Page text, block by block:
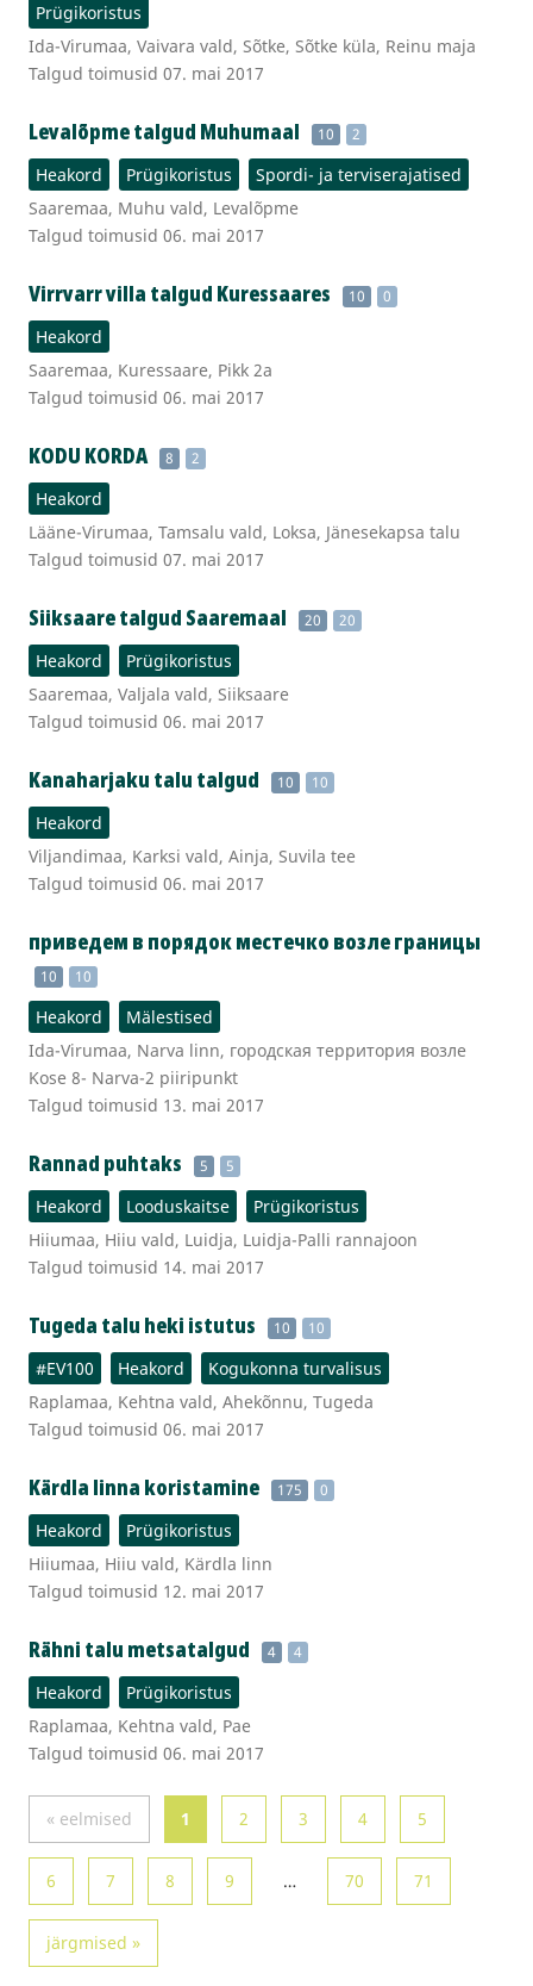
Prügikoristus
Ida-Virumaa, Vaivara vald, Sõtke, Sõtke küla, Reinu maja
Talgud toimusid 07. mai 2017
Levalõpme talgud Muhumaal 10 2
Heakord Prügikoristus
Spordi- ja terviserajatised
Saaremaa, Muhu vald, Levalõpme
Talgud toimusid 06. mai 2017
Virrvarr villa talgud Kuressaares 10 0
Heakord
Saaremaa, Kuressaare, Pikk 2a
Talgud toimusid 06. mai 2017
KODU KORDA 8 2
Heakord
Lääne-Virumaa, Tamsalu vald, Loksa, Jänesekapsa talu
Talgud toimusid 07. mai 2017
Siiksaare talgud Saaremaal 20 20
Heakord
Prügikoristus
Saaremaa, Valjala vald, Siiksaare
Talgud toimusid 06. mai 2017
Kanaharjaku talu talgud 10 10
Heakord
Viljandimaa, Karksi vald, Ainja, Suvila tee
Talgud toimusid 06. mai 2017
приведем в порядок местечко возле границы
10 10
Heakord
Mälestised
Ida-Virumaa, Narva linn, городская территория возле
Kose 8- Narva-2 piiripunkt
Talgud toimusid 13. mai 2017
Rannad puhtaks 5 5
Heakord Looduskaitse
Prügikoristus
Hiiumaa, Hiiu vald, Luidja, Luidja-Palli rannajoon
Talgud toimusid 14. mai 2017
Tugeda talu heki istutus 10 10
#EV100 Heakord
Kogukonna turvalisus
Raplamaa, Kehtna vald, Ahekõnnu, Tugeda
Talgud toimusid 06. mai 2017
Kärdla linna koristamine 175 0
Heakord
Prügikoristus
Hiiumaa, Hiiu vald, Kärdla linn
Talgud toimusid 12. mai 2017
Rähni talu metsatalgud 4 4
Heakord
Prügikoristus
Raplamaa, Kehtna vald, Pae
Talgud toimusid 06. mai 2017
« eelmised 1 2 3 4 5
6 7 8 9 … 70 71
järgmised »